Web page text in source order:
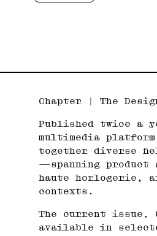
Chapter | The
Published twice a
multimedia
together diverse
—spanning
haute horlogerie,
contexts.
The current issue,
available in